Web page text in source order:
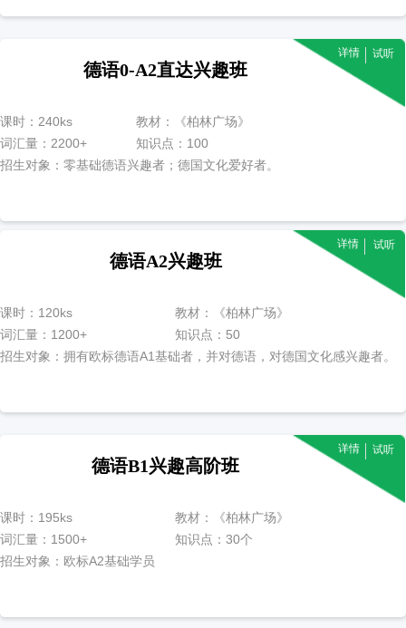
试听
德语0-A2直达兴趣班
课时：240ks
词汇量：2200+
招生对象：零基础德语兴趣者；德国文化爱好者。
教材：《柏林广场》
知识点：100
详情
试听
德语B1兴趣高阶班
课时：195ks
词汇量：1500+
招生对象：欧标A2基础学员
教材：《柏林广场》
知识点：30个
详情
打造专属于你的储物柜
极简主义风格的居室设计
现报名低至72 ！
德语A2兴趣班
课时：120ks
词汇量：1200+
招生对象：拥有欧标德语A1基础者，并对德语，对德国文化感兴趣者。
教材：《柏林广场》
知识点：50
详情 试听